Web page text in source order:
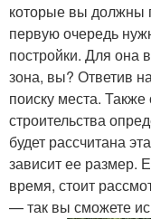
которые вы должны
первую очередь
постройки. Для она
зона, вы? Ответив
поиску места.
строительства
будет рассчитана
зависит ее размер.
время, стоит
— так вы сможете